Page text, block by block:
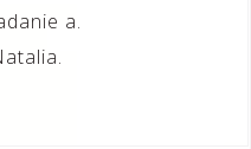
a.